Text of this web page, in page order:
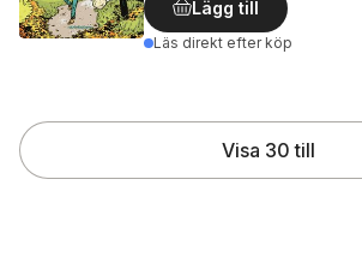
Lägg till
Läs direkt efter köp
Visa 30 till